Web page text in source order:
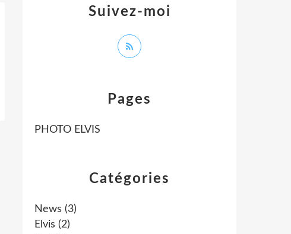
Catégories
News (3)
Elvis (2)
Pages
PHOTO ELVIS
Suivez-moi